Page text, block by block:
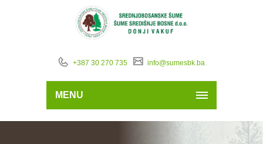
+387 30 270 735 info@sumesbk.ba
MENU